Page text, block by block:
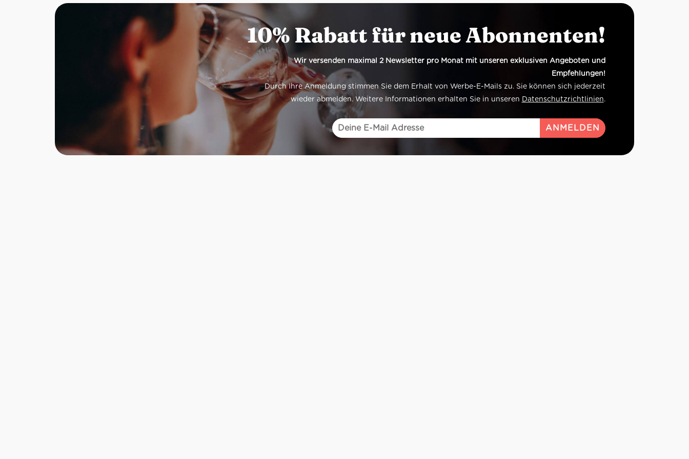
10% Rabatt für neue Abonnenten!
Wir versenden maximal 2 Newsletter pro Monat mit unseren exklusiven Angeboten und
Empfehlungen!
Durch Ihre Anmeldung stimmen Sie dem Erhalt von Werbe-E-Mails zu. Sie können sich jederzeit
wieder abmelden. Weitere Informationen erhalten Sie in unseren Datenschutzrichtlinien.